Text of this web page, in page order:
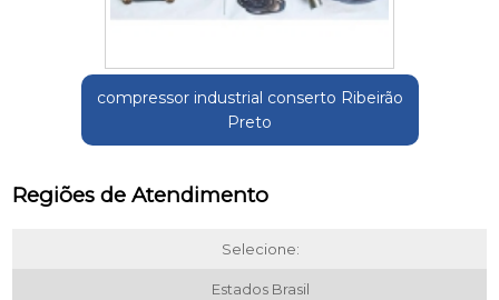
compressor industrial conserto Ribeirão
Preto
Regiões de Atendimento
Selecione:
Estados Brasil